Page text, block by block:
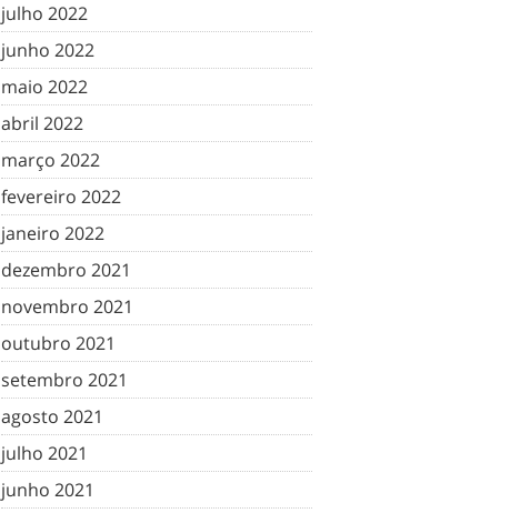
julho 2022
junho 2022
maio 2022
abril 2022
março 2022
fevereiro 2022
janeiro 2022
dezembro 2021
novembro 2021
outubro 2021
setembro 2021
agosto 2021
julho 2021
junho 2021